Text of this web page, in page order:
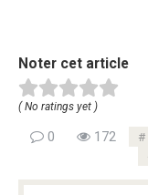
Noter cet article
( No ratings yet )
0 172